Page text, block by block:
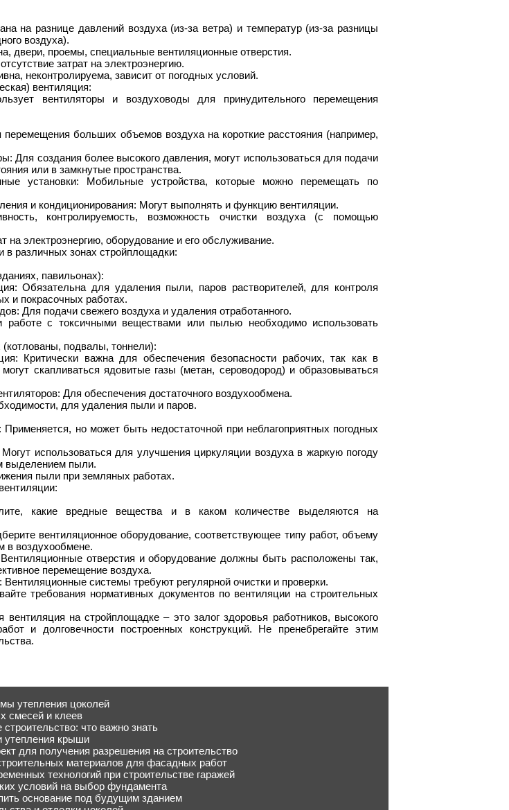
на разнице давлений воздуха (из-за ветра) и температур (из-за разницы
воздуха).
двери, проемы, специальные вентиляционные отверстия.
затрат на электроэнергию.
неконтролируема, зависит от погодных условий.
вентиляция:
вентиляторы и воздуховоды для принудительного перемещения
больших объемов воздуха на короткие расстояния (например,
Для создания более высокого давления, могут использоваться для подачи
или в замкнутые пространства.
установки: Мобильные устройства, которые можно перемещать по
и кондиционирования: Могут выполнять и функцию вентиляции.
контролируемость, возможность очистки воздуха (с помощью
на электроэнергию, оборудование и его обслуживание.
в различных зонах стройплощадки:
павильонах):
Обязательна для удаления пыли, паров растворителей, для контроля
и покрасочных работах.
Для подачи свежего воздуха и удаления отработанного.
работе с токсичными веществами или пылью необходимо использовать
подвалы, тоннели):
Критически важна для обеспечения безопасности рабочих, так как в
скапливаться ядовитые газы (метан, сероводород) и образовываться
Для обеспечения достаточного воздухообмена.
для удаления пыли и паров.
Применяется, но может быть недостаточной при неблагоприятных погодных
использоваться для улучшения циркуляции воздуха в жаркую погоду
выделением пыли.
пыли при земляных работах.
какие вредные вещества и в каком количестве выделяются на
вентиляционное оборудование, соответствующее типу работ, объему
в воздухообмене.
отверстия и оборудование должны быть расположены так,
перемещение воздуха.
Вентиляционные системы требуют регулярной очистки и проверки.
требования нормативных документов по вентиляции на строительных
вентиляция на стройплощадке – это залог здоровья работников, высокого
и долговечности построенных конструкций. Не пренебрегайте этим
утепления цоколей
смесей и клеев
что важно знать
утепления крыши
для получения разрешения на строительство
материалов для фасадных работ
технологий при строительстве гаражей
условий на выбор фундамента
основание под будущим зданием